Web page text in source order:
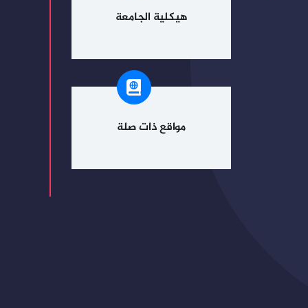
هيكلية الجامعة
مواقع ذات صلة